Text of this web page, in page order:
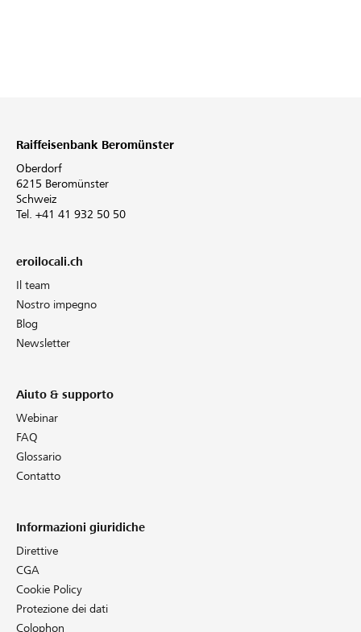
Raiffeisenbank Beromünster
Oberdorf
6215 Beromünster
Schweiz
Tel. +41 41 932 50 50
eroilocali.ch
Il team
Nostro impegno
Blog
Newsletter
Aiuto & supporto
Webinar
FAQ
Glossario
Contatto
Informazioni giuridiche
Direttive
CGA
Cookie Policy
Protezione dei dati
Colophon